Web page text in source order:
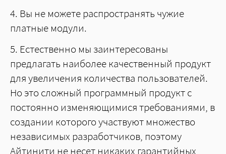
4. Вы не можете распространять чужие
платные модули.
5. Естественно мы заинтересованы
предлагать наиболее качественный продукт
для увеличения количества пользователей.
Но это сложный программный продукт с
постоянно изменяющимися требованиями, в
создании которого участвуют множество
независимых разработчиков, поэтому
Айтинити не несет никаких гарантийных